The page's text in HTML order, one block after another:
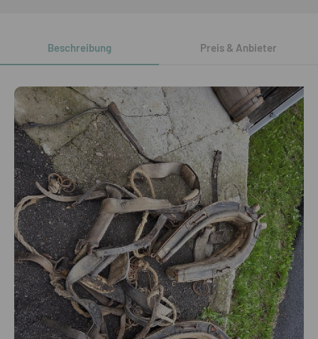
Beschreibung Preis & Anbieter